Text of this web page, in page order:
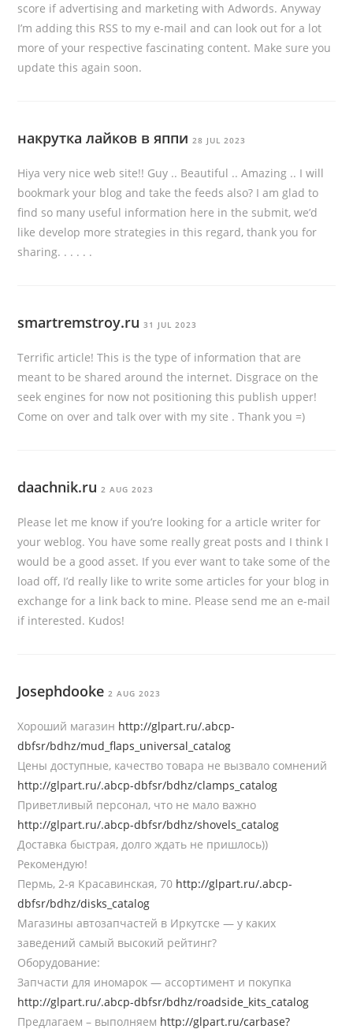
score if advertising and marketing with Adwords. Anyway
I’m adding this RSS to my e-mail and can look out for a lot
more of your respective fascinating content. Make sure you
update this again soon.
накрутка лайков в яппи 28 JUL 2023
Hiya very nice web site!! Guy .. Beautiful .. Amazing .. I will
bookmark your blog and take the feeds also? I am glad to
find so many useful information here in the submit, we’d
like develop more strategies in this regard, thank you for
sharing. . . . . .
smartremstroy.ru 31 JUL 2023
Terrific article! This is the type of information that are
meant to be shared around the internet. Disgrace on the
seek engines for now not positioning this publish upper!
Come on over and talk over with my site . Thank you =)
daachnik.ru 2 AUG 2023
Please let me know if you’re looking for a article writer for
your weblog. You have some really great posts and I think I
would be a good asset. If you ever want to take some of the
load off, I’d really like to write some articles for your blog in
exchange for a link back to mine. Please send me an e-mail
if interested. Kudos!
Josephdooke 2 AUG 2023
Хороший магазин http://glpart.ru/.abcp-
dbfsr/bdhz/mud_flaps_universal_catalog
Цены доступные, качество товара не вызвало сомнений
http://glpart.ru/.abcp-dbfsr/bdhz/clamps_catalog
Приветливый персонал, что не мало важно
http://glpart.ru/.abcp-dbfsr/bdhz/shovels_catalog
Доставка быстрая, долго ждать не пришлось))
Рекомендую!
Пермь, 2-я Красавинская, 70 http://glpart.ru/.abcp-
dbfsr/bdhz/disks_catalog
Магазины автозапчастей в Иркутске — у каких
заведений самый высокий рейтинг?
Оборудование:
Запчасти для иномарок — ассортимент и покупка
http://glpart.ru/.abcp-dbfsr/bdhz/roadside_kits_catalog
Предлагаем – выполняем http://glpart.ru/carbase?